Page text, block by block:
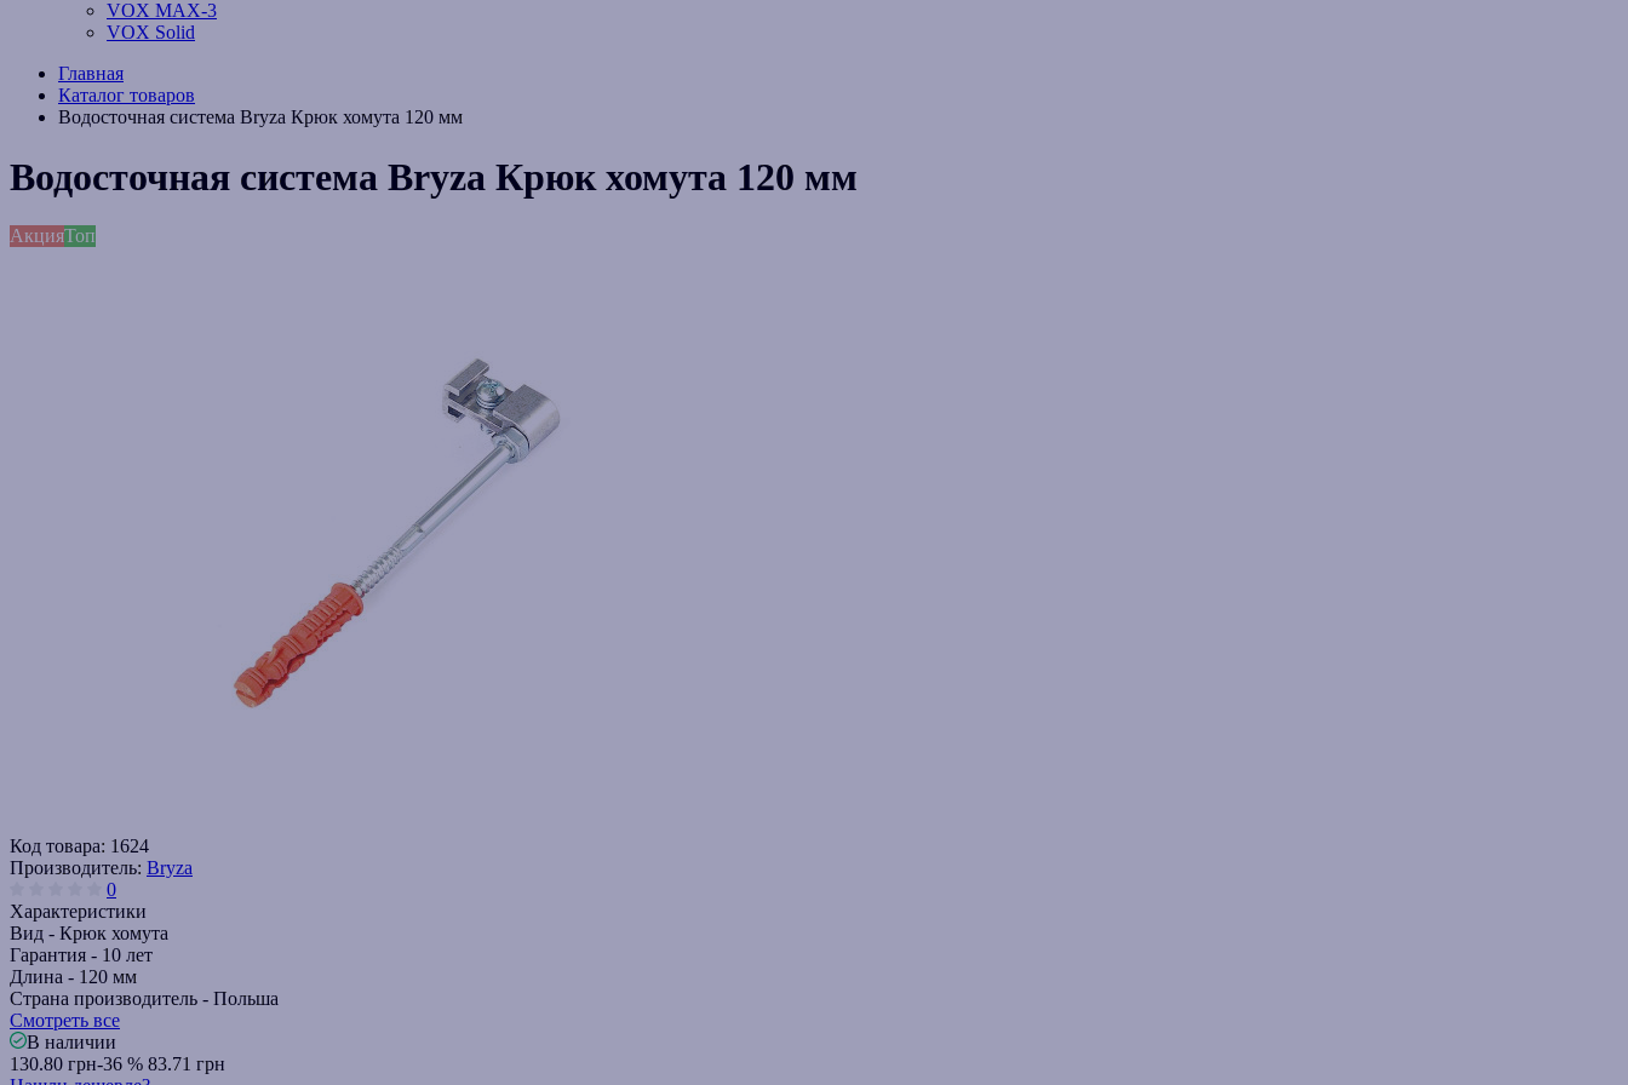
VOX MAX-3
VOX Solid
Главная
Каталог товаров
Водосточная система Bryza Крюк хомута 120 мм
Водосточная система Bryza Крюк хомута 120 мм
АкцияТоп
Код товара: 1624
Производитель: Bryza
0
Характеристики
Вид - Крюк хомута
Гарантия - 10 лет
Длина - 120 мм
Страна производитель - Польша
Смотреть все
В наличии
130.80 грн-36 % 83.71 грн